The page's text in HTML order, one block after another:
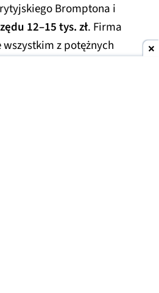
Bromptona i
12–15 tys. zł. Firma
z potężnych